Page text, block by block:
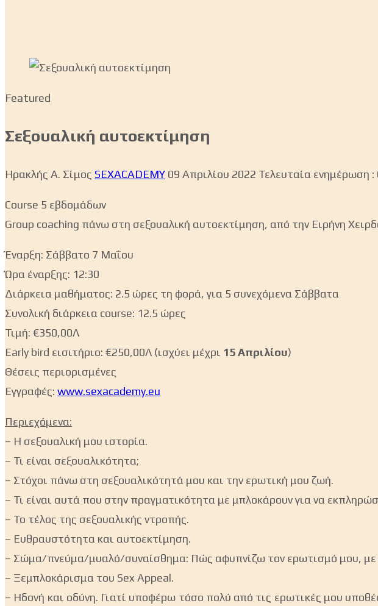
Featured
Σεξουαλική αυτοεκτίμηση
Ηρακλής Α. Σίμος SEXACADEMY 09 Απριλίου 2022 Τελευταία ενημέρωση :
Course 5 εβδομάδων
Group coaching πάνω στη σεξουαλική αυτοεκτίμηση, από την Ειρήνη
Έναρξη: Σάββατο 7 Μαΐου
Ώρα έναρξης: 12:30
Διάρκεια μαθήματος: 2.5 ώρες τη φορά, για 5 συνεχόμενα Σάββατα
Συνολική διάρκεια course: 12.5 ώρες
Τιμή: €350,00Λ
Early bird εισιτήριο: €250,00Λ (ισχύει μέχρι 15 Απριλίου)
Θέσεις περιορισμένες
Εγγραφές: www.sexacademy.eu
Περιεχόμενα:
– H σεξουαλική μου ιστορία.
– Τι είναι σεξουαλικότητα;
– Στόχοι πάνω στη σεξουαλικότητά μου και την ερωτική μου ζωή.
– Τι είναι αυτά που στην πραγματικότητα με μπλοκάρουν για να
– Το τέλος της σεξουαλικής ντροπής.
– Ευθραυστότητα και αυτοεκτίμηση.
– Σώμα/πνεύμα/μυαλό/συναίσθημα: Πώς αφυπνίζω τον ερωτισμό μου, με
– Ξεμπλοκάρισμα του Sex Appeal.
– Ηδονή και οδύνη. Γιατί υποφέρω τόσο πολύ από τις ερωτικές μου